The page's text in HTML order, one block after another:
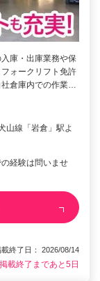
庫・出庫業務や保
ォークリフト免許
倉庫内での作業…
山線「岩倉」駅よ
経験は問いませ
終了日： 2026/08/14
掲載終了まであと5日